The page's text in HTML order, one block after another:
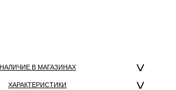
НАЛИЧИЕ В МАГАЗИНАХ
ХАРАКТЕРИСТИКИ